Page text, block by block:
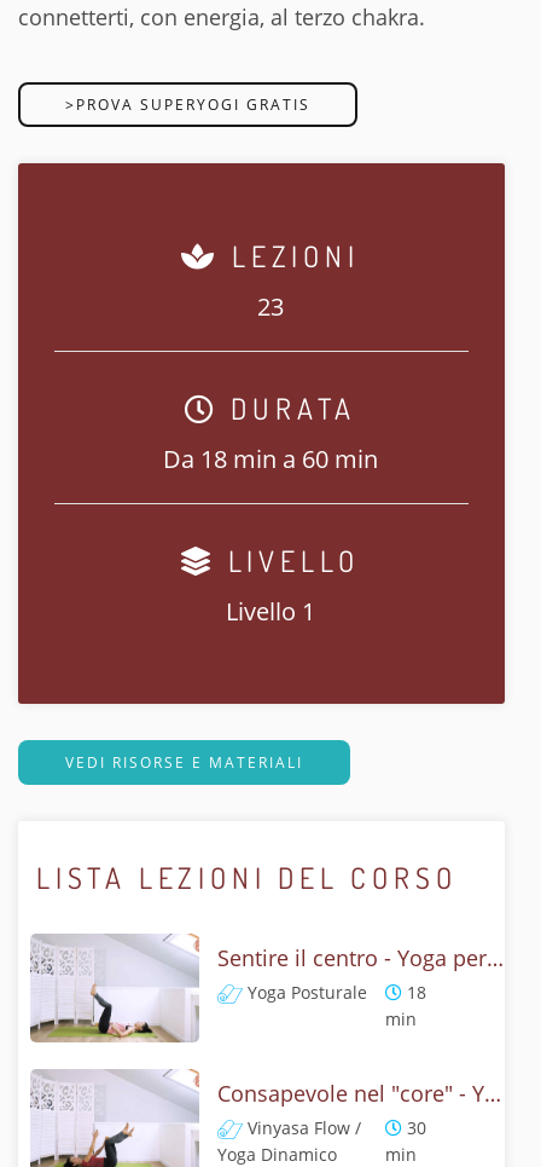
connetterti, con energia, al terzo chakra.
>PROVA SUPERYOGI GRATIS
LEZIONI
23
DURATA
Da 18 min a 60 min
LIVELLO
Livello 1
VEDI RISORSE E MATERIALI
LISTA LEZIONI DEL CORSO
Sentire il centro - Yoga per il core
Yoga Posturale
18
min
Consapevole nel "core" - Yoga dinamico
Vinyasa Flow /
Yoga Dinamico
30
min